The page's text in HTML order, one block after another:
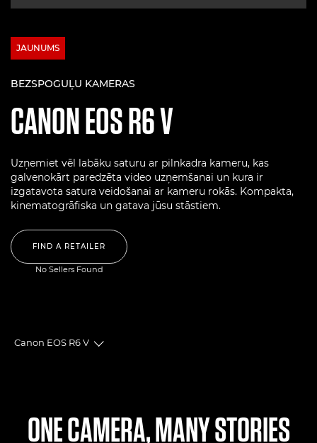
JAUNUMS
BEZSPOGUĻU KAMERAS
CANONEOS R6 V
Uzņemiet vēl labāku saturu ar pilnkadra kameru, kas
galvenokārt paredzēta video uzņemšanai un kura ir
izgatavota satura veidošanai ar kameru rokās. Kompakta,
kinematogrāfiska un gatava jūsu stāstiem.
FIND A RETAILER
No Sellers Found
Canon EOS R6 V
Toggle breadcrumbs
ONE CAMERA, MANY STORIES